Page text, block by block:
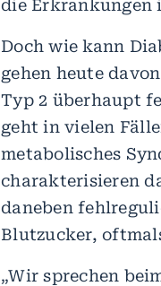
die Erkrankungen
Doch wie kann
gehen heute
Typ 2 überhaupt
geht in vielen
metabolisches
charakterisieren
daneben
Blutzucker,
„Wir sprechen